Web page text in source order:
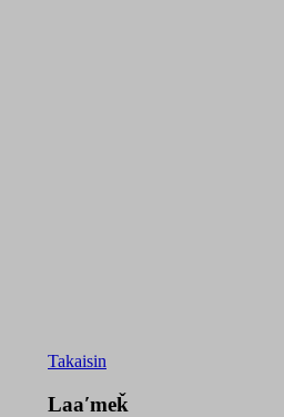
Takaisin
Laaʹmeǩ